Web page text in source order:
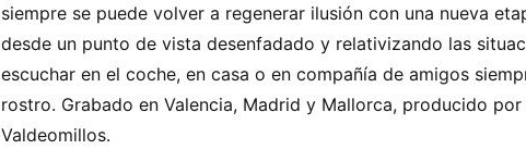
siempre se puede volver a regenerar ilusión con una nueva
desde un punto de vista desenfadado y relativizando las
escuchar en el coche, en casa o en compañía de amigos
rostro. Grabado en Valencia, Madrid y Mallorca, producido
Valdeomillos.